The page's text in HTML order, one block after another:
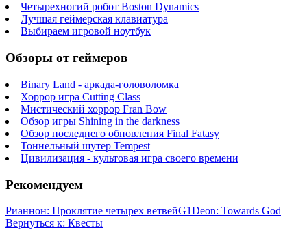
Четырехногий робот Boston Dynamics
Лучшая геймерская клавиатура
Выбираем игровой ноутбук
Обзоры от геймеров
Binary Land - аркада-головоломка
Хоррор игра Cutting Class
Мистический хоррор Fran Bow
Обзор игры Shining in the darkness
Обзор последнего обновления Final Fatasy
Тоннельный шутер Tempest
Цивилизация - культовая игра своего времени
Рекомендуем
Рианнон: Проклятие четырех ветвейG1Deon: Towards God
Вернуться к: Квесты